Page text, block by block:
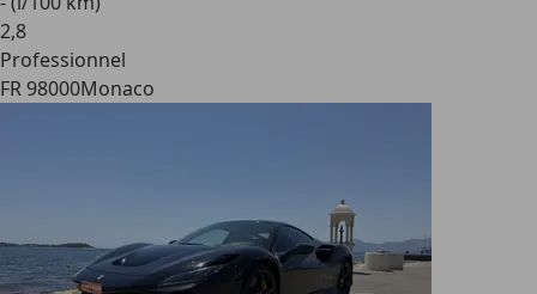
2,8
Professionnel
FR 98000Monaco